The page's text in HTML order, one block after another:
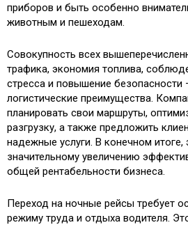
приборов и быть особенно
животным и пешеходам.
Совокупность всех
трафика, экономия топлива,
стресса и повышение
логистические преимущества.
планировать свои маршруты,
разгрузку, а также предложить
надежные услуги. В конечном итоге,
значительному увеличению
общей рентабельности бизнеса.
Переход на ночные рейсы требует
режиму труда и отдыха водителя.